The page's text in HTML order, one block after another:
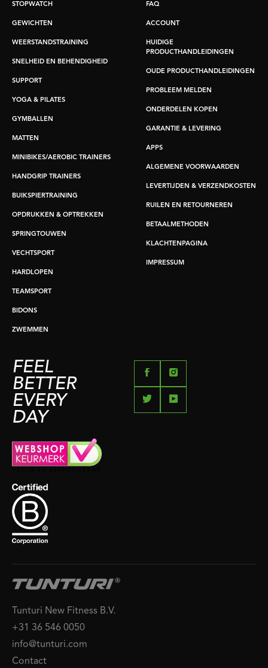
STOPWATCH
GEWICHTEN
WEERSTANDSTRAINING
SNELHEID EN BEHENDIGHEID
SUPPORT
YOGA & PILATES
GYMBALLEN
MATTEN
MINIBIKES/AEROBIC TRAINERS
HANDGRIP TRAINERS
BUIKSPIERTRAINING
OPDRUKKEN & OPTREKKEN
SPRINGTOUWEN
VECHTSPORT
HARDLOPEN
TEAMSPORT
BIDONS
ZWEMMEN
FAQ
ACCOUNT
HUIDIGE
PRODUCTHANDLEIDINGEN
OUDE PRODUCTHANDLEIDINGEN
PROBLEEM MELDEN
ONDERDELEN KOPEN
GARANTIE & LEVERING
APPS
ALGEMENE VOORWAARDEN
LEVERTIJDEN & VERZENDKOSTEN
RUILEN EN RETOURNEREN
BETAALMETHODEN
KLACHTENPAGINA
IMPRESSUM
FEEL
BETTER
EVERY
DAY
Tunturi New Fitness B.V.
+31 36 546 0050
info@tunturi.com
Contact